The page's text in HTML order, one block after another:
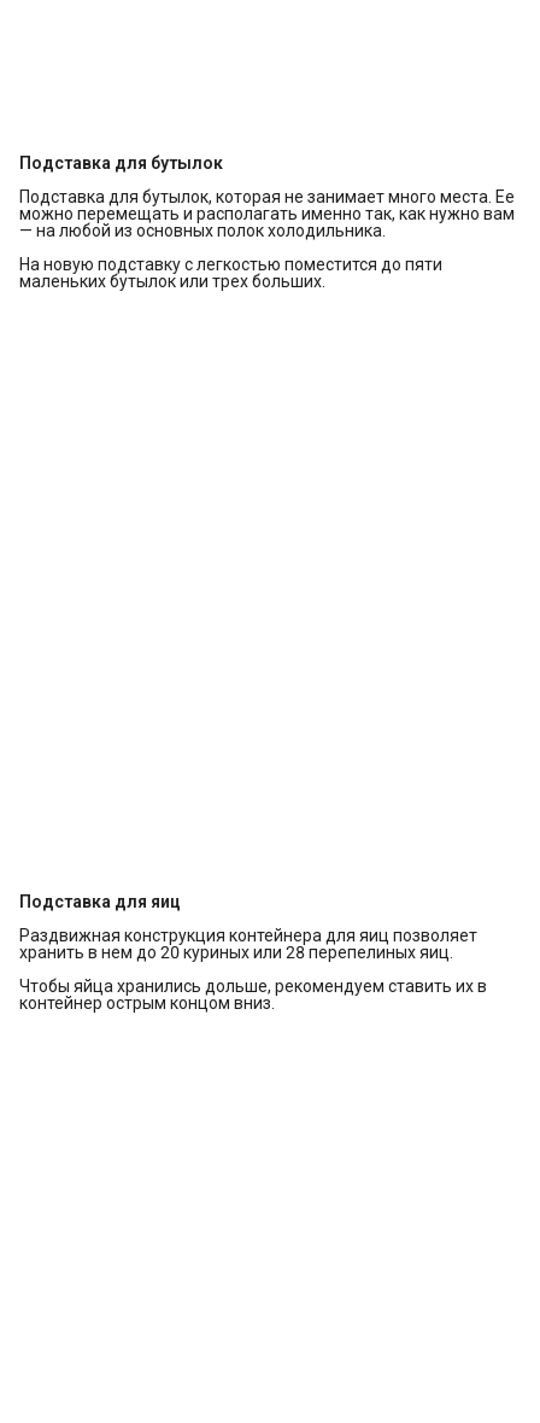
Подставка для бутылок
Подставка для бутылок, которая не занимает много места. Ее
можно перемещать и располагать именно так, как нужно вам
— на любой из основных полок холодильника.
На новую подставку с легкостью поместится до пяти
маленьких бутылок или трех больших.
Подставка для яиц
Раздвижная конструкция контейнера для яиц позволяет
хранить в нем до 20 куриных или 28 перепелиных яиц.
Чтобы яйца хранились дольше, рекомендуем ставить их в
контейнер острым концом вниз.